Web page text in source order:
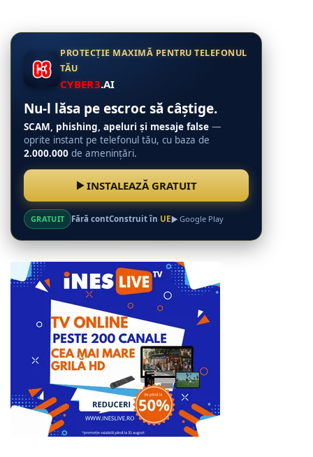
PROTECȚIE MAXIMĂ PENTRU TELEFONUL
TĂU
CYBER3.AI
Nu-l lăsa pe escroc să câștige.
SCAM, phishing, apeluri și mesaje false —
oprite instant pe telefonul tău, cu baza de
2.000.000 de amenințări.
INSTALEAZĂ GRATUIT
GRATUIT Fără contConstruit în UE Google Play